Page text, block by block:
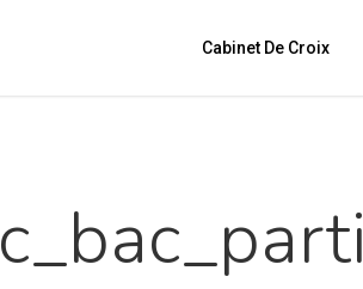
Cabinet De Croix